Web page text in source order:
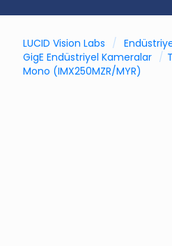
LUCID Vision Labs /
GigE Endüstriyel Kameralar /
Mono (IMX250MZR/MYR)